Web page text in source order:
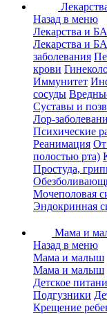
Назад в меню
Лекарства и
Лекарства и
заболевания
крови
Иммунитет
сосуды
Суставы и
Лор-
Психические
Реанимация От
полостью рта)
Простуда,
Мочеполовая
Эндокринная
Мама и
Назад в меню
Мама и малыш
Мама и малыш
Детское
Подгузники
Крещение